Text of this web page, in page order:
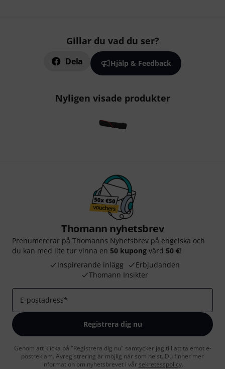
Gillar du vad du ser?
Dela Hjälp & Feedback
Nyligen visade produkter
Thomann nyhetsbrev
Prenumererar på Thomanns Nyhetsbrev på engelska och
du kan med lite tur vinna en 50 kupong värd 50 €!
Inspirerande inlägg
Erbjudanden
Thomann Insikter
E-postadress*
Registrera dig nu
Genom att klicka på "Registrera dig nu" samtycker jag till att ta emot e-
postreklam. Avregistrering är möjlig när som helst. Du finner mer
information om nyhetsbrevet i vår sekretesspolicy.